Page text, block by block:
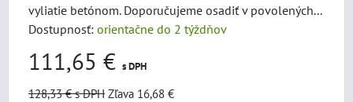
vyliatie betónom. Doporučujeme osadiť v povolených...
Dostupnosť: orientačne do 2 týždňov
111,65 € s DPH
128,33 €s DPH Zľava 16,68 €